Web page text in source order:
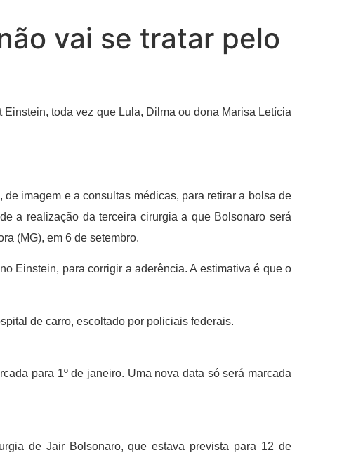
vai se tratar pelo
toda vez que Lula, Dilma ou dona Marisa Letícia
imagem e a consultas médicas, para retirar a bolsa de
a realização da terceira cirurgia a que Bolsonaro será
(MG), em 6 de setembro.
Einstein, para corrigir a aderência. A estimativa é que o
de carro, escoltado por policiais federais.
para 1º de janeiro. Uma nova data só será marcada
de Jair Bolsonaro, que estava prevista para 12 de